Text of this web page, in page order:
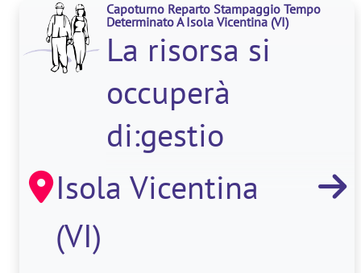
Capoturno Reparto Stampaggio Tempo
Determinato A Isola Vicentina (VI)
La risorsa si
occuperà
di:gestio
Isola Vicentina
(VI)